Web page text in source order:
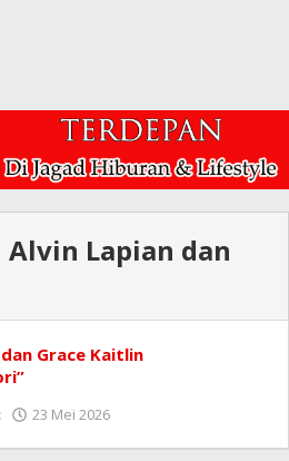
Alvin Lapian dan
Grace Kaitlin
23 Mei 2026